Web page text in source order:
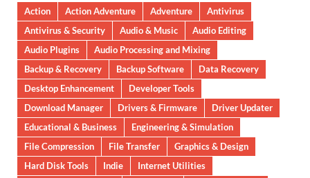
Action Action Adventure Adventure
Antivirus
Antivirus & Security
Audio & Music
Audio Editing
Audio Plugins
Audio Processing and Mixing
Backup & Recovery
Backup Software
Data Recovery
Desktop Enhancement
Developer Tools
Download Manager
Drivers & Firmware
Driver Updater
Educational & Business
Engineering & Simulation
File Compression
File Transfer
Graphics & Design
Hard Disk Tools
Indie
Internet Utilities